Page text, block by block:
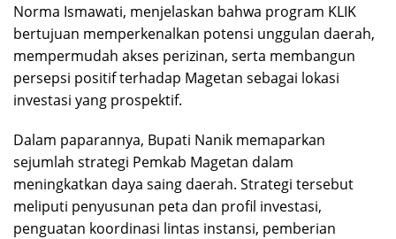
Norma Ismawati, menjelaskan bahwa program KLIK
bertujuan memperkenalkan potensi unggulan daerah,
mempermudah akses perizinan, serta membangun
persepsi positif terhadap Magetan sebagai lokasi
investasi yang prospektif.
Dalam paparannya, Bupati Nanik memaparkan
sejumlah strategi Pemkab Magetan dalam
meningkatkan daya saing daerah. Strategi tersebut
meliputi penyusunan peta dan profil investasi,
penguatan koordinasi lintas instansi, pemberian